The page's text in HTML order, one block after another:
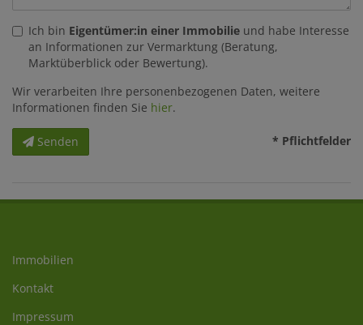
Ich bin Eigentümer:in einer Immobilie und habe Interesse
an Informationen zur Vermarktung (Beratung,
Marktüberblick oder Bewertung).
Wir verarbeiten Ihre personenbezogenen Daten, weitere
Informationen finden Sie hier.
Senden * Pflichtfelder
Immobilien
Kontakt
Impressum